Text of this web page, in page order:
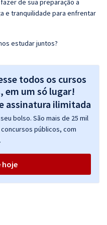
de sua preparação a
e tranquilidade para enfrentar
estudar juntos?
todos os cursos
em um só lugar!
bolso. São mais de 25 mil
públicos, com
hoje